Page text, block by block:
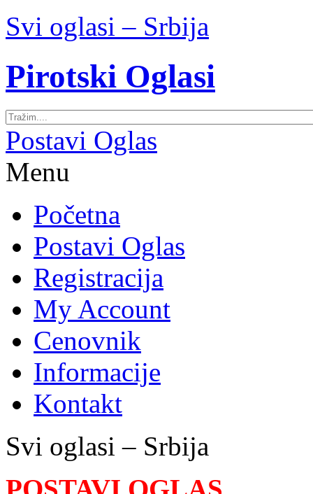
Svi oglasi – Srbija
Pirotski Oglasi
Postavi Oglas
Menu
Početna
Postavi Oglas
Registracija
My Account
Cenovnik
Informacije
Kontakt
Svi oglasi – Srbija